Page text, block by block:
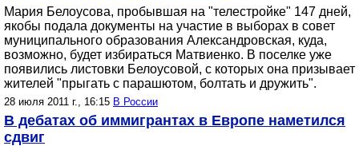
Мария Белоусова, пробывшая на "телестройке" 147 дней,
якобы подала документы на участие в выборах в совет
муниципального образования Александровская, куда,
возможно, будет избираться Матвиенко. В поселке уже
появились листовки Белоусовой, с которых она призывает
жителей "прыгать с парашютом, болтать и дружить".
28 июля 2011 г., 16:15 В России
В дебатах об иммигрантах в Европе наметился
сдвиг